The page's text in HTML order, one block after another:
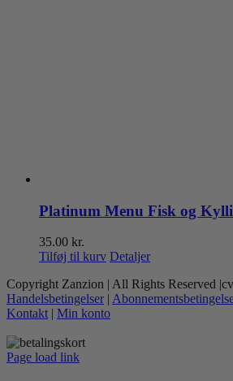
Platinum Menu Fisk og
35.00 kr.
Tilføj til kurv Detaljer
Copyright Zanzion | All Rights Reserved
Handelsbetingelser |
Kontakt | Min konto
Page load link